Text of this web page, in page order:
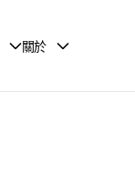
關於